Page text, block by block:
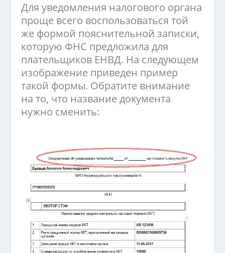
Для уведомления налогового органа
проще всего воспользоваться той
же формой пояснительной записки,
которую ФНС предложила для
плательщиков ЕНВД. На следующем
изображение приведен пример
такой формы. Обратите внимание
на то, что название документа
нужно сменить: